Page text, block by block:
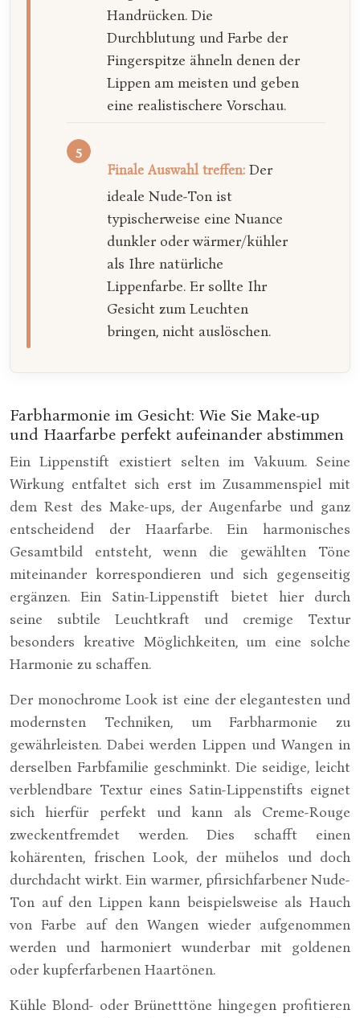
Handrücken. Die
Durchblutung und Farbe der
Fingerspitze ähneln denen der
Lippen am meisten und geben
eine realistischere Vorschau.
Finale Auswahl treffen: Der
ideale Nude-Ton ist
typischerweise eine Nuance
dunkler oder wärmer/kühler
als Ihre natürliche
Lippenfarbe. Er sollte Ihr
Gesicht zum Leuchten
bringen, nicht auslöschen.
Farbharmonie im Gesicht: Wie Sie Make-up
und Haarfarbe perfekt aufeinander abstimmen
Ein Lippenstift existiert selten im Vakuum. Seine
Wirkung entfaltet sich erst im Zusammenspiel mit
dem Rest des Make-ups, der Augenfarbe und ganz
entscheidend der Haarfarbe. Ein harmonisches
Gesamtbild entsteht, wenn die gewählten Töne
miteinander korrespondieren und sich gegenseitig
ergänzen. Ein Satin-Lippenstift bietet hier durch
seine subtile Leuchtkraft und cremige Textur
besonders kreative Möglichkeiten, um eine solche
Harmonie zu schaffen.
Der monochrome Look ist eine der elegantesten und
modernsten Techniken, um Farbharmonie zu
gewährleisten. Dabei werden Lippen und Wangen in
derselben Farbfamilie geschminkt. Die seidige, leicht
verblendbare Textur eines Satin-Lippenstifts eignet
sich hierfür perfekt und kann als Creme-Rouge
zweckentfremdet werden. Dies schafft einen
kohärenten, frischen Look, der mühelos und doch
durchdacht wirkt. Ein warmer, pfirsichfarbener Nude-
Ton auf den Lippen kann beispielsweise als Hauch
von Farbe auf den Wangen wieder aufgenommen
werden und harmoniert wunderbar mit goldenen
oder kupferfarbenen Haartönen.
Kühle Blond- oder Brünetttöne hingegen profitieren